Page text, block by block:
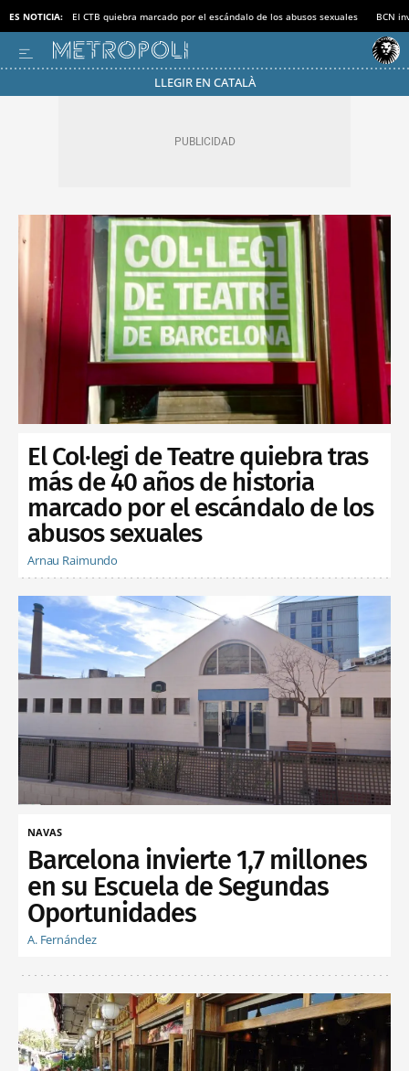
ES NOTICIA: El CTB quiebra marcado por el escándalo de los abusos sexuales BCN
LLEGIR EN CATALÀ
El Col·legi de Teatre quiebra tras
más de 40 años de historia
marcado por el escándalo de los
abusos sexuales
Arnau Raimundo
NAVAS
Barcelona invierte 1,7 millones
en su Escuela de Segundas
Oportunidades
A. Fernández